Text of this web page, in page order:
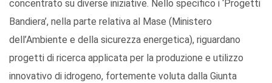
concentrato su diverse iniziative. Nello specifico i ‘Progetti
Bandiera’, nella parte relativa al Mase (Ministero
dell’Ambiente e della sicurezza energetica), riguardano
progetti di ricerca applicata per la produzione e utilizzo
innovativo di idrogeno, fortemente voluta dalla Giunta